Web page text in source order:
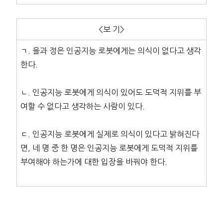
<보 기>
ㄱ. 을과 정은 인공지능 로봇에게는 의식이 없다고 생각
한다.
ㄴ. 인공지능 로봇에게 의식이 있어도 도덕적 지위를 부
여할 수 없다고 생각하는 사람이 있다.
ㄷ. 인공지능 로봇에게 실제로 의식이 있다고 밝혀진다
면, 네 명 중 한 명은 인공지능 로봇에게 도덕적 지위를
부여해야 하는가에 대한 입장을 바꿔야 한다.